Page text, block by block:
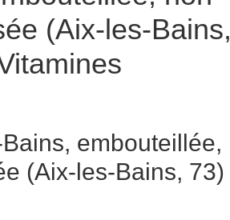
(Aix-les-Bains,
embouteillée,
(Aix-les-Bains, 73)